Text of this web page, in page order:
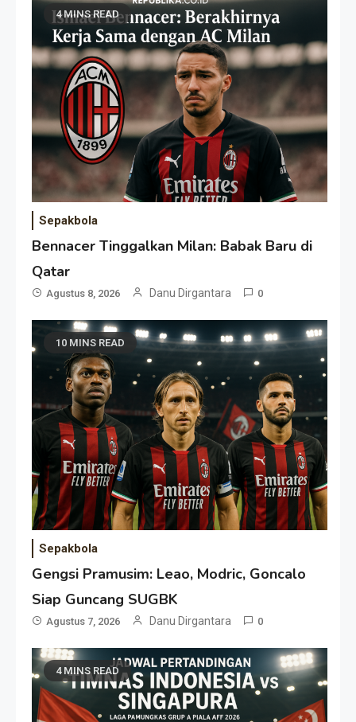
4 MINS READ
Sepakbola
Bennacer Tinggalkan Milan: Babak Baru di
Qatar
Agustus 8, 2026 Danu Dirgantara 0
10 MINS READ
Sepakbola
Gengsi Pramusim: Leao, Modric, Goncalo
Siap Guncang SUGBK
Agustus 7, 2026 Danu Dirgantara 0
4 MINS READ